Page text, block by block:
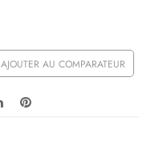
AJOUTER AU COMPARATEUR